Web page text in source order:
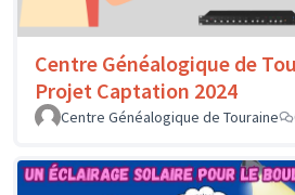
Centre Généalogique de
Projet Captation 2024
Centre Généalogique de Touraine